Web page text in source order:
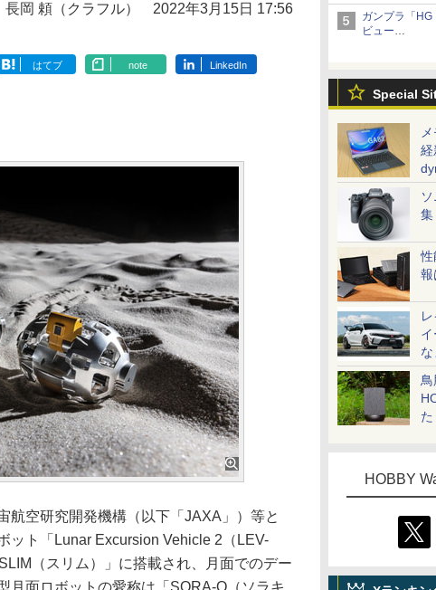
ガンプラ「
ビュー
『機動新世紀
ームガトリン
Special
経
集
性
報
た
HOBBY
長岡 頼（クラフル） 2022年3月15日 17:56
はてブ note LinkedIn
空研究開発機構（以下「JAXA」）等と
ット「Lunar Excursion Vehicle 2（LEV-
（スリム）」に搭載され、月面でのデー
月面ロボットの愛称は「SORA-Q（ソラキ